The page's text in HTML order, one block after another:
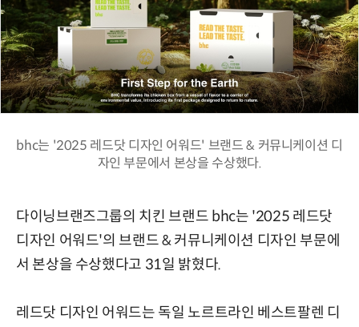
bhc는 '2025 레드닷 디자인 어워드' 브랜드 & 커뮤니케이션 디
자인 부문에서 본상을 수상했다.
다이닝브랜즈그룹의 치킨 브랜드 bhc는 '2025 레드닷
디자인 어워드'의 브랜드 & 커뮤니케이션 디자인 부문에
서 본상을 수상했다고 31일 밝혔다.
레드닷 디자인 어워드는 독일 노르트라인 베스트팔렌 디